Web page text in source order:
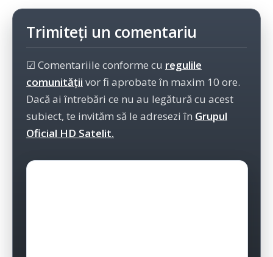
Trimiteți un comentariu
☑ Comentariile conforme cu regulile
comunității vor fi aprobate în maxim 10 ore.
Dacă ai întrebări ce nu au legătură cu acest
subiect, te invităm să le adresezi în Grupul
Oficial HD Satelit.